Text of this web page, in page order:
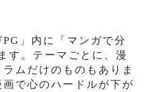
」内に「マンガで分
す。テーマごとに、漫
ムだけのものもありま
で心のハードルが下が